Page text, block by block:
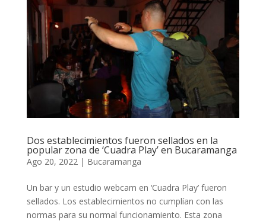
Dos establecimientos fueron sellados en la
popular zona de ‘Cuadra Play’ en Bucaramanga
Ago 20, 2022 | Bucaramanga
Un bar y un estudio webcam en ‘Cuadra Play’ fueron
sellados. Los establecimientos no cumplían con las
normas para su normal funcionamiento. Esta zona